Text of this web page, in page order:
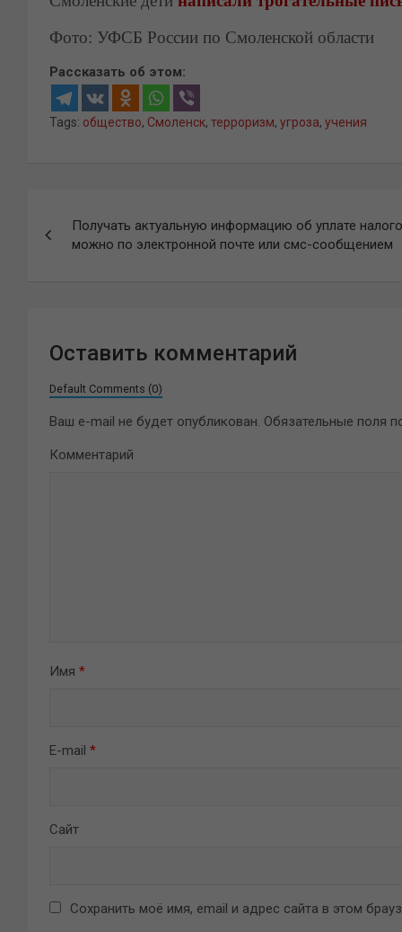
Фото: УФСБ России по Смоленской области
Рассказать об этом:
Tags: общество, Смоленск, терроризм, угроза, учения
по
Получать актуальную информацию об уплате
можно по электронной почте или смс-сообщением
Оставить комментарий
Default Comments (0)
Ваш e-mail не будет опубликован. Обязательные поля
Комментарий
Имя *
E-mail *
Сайт
Сохранить моё имя, email и адрес сайта в этом